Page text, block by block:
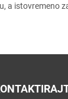
a istovremeno